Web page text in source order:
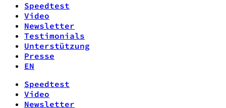
Speedtest
Video
Newsletter
Testimonials
Unterstützung
Presse
EN
Speedtest
Video
Newsletter